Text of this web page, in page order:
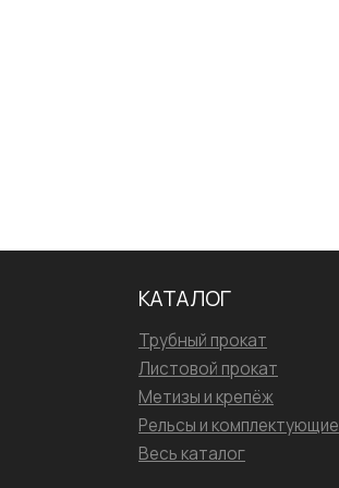
КАТАЛОГ
Трубный прокат
Листовой прокат
Метизы и крепёж
Рельсы и комплектующие
Весь каталог